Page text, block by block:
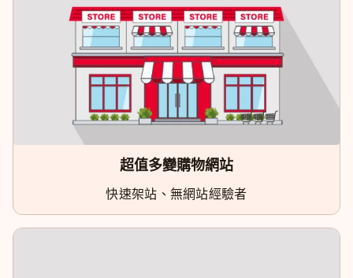
超值多變購物網站
快速架站、無網站經驗者